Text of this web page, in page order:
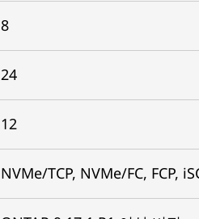
8
24
12
NVMe/TCP, NVMe/FC, FCP,